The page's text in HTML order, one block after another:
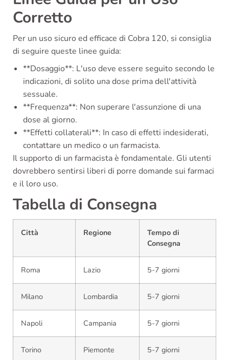
Corretto
Per un uso sicuro ed efficace di Cobra 120, si consiglia
di seguire queste linee guida:
**Dosaggio**: L'uso deve essere seguito secondo le
indicazioni, di solito una dose prima dell'attività
sessuale.
**Frequenza**: Non superare l'assunzione di una
dose al giorno.
**Effetti collaterali**: In caso di effetti indesiderati,
contattare un medico o un farmacista.
Il supporto di un farmacista è fondamentale. Gli utenti
dovrebbero sentirsi liberi di porre domande sui farmaci
e il loro uso.
Tabella di Consegna
Città Regione
Tempo di
Consegna
Roma Lazio 5-7 giorni
Milano Lombardia 5-7 giorni
Napoli Campania 5-7 giorni
Torino Piemonte 5-7 giorni